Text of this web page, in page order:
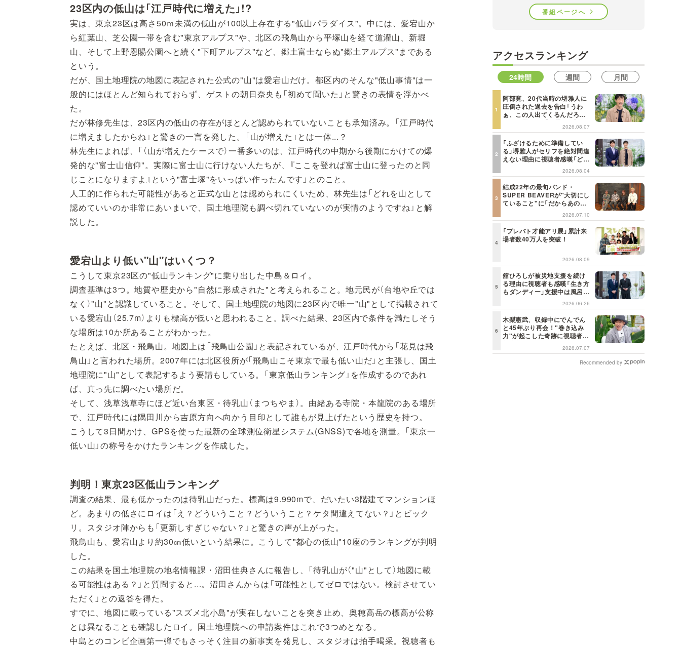
23区内の低山は「江戸時代に増えた」!?
実は、東京23区は高さ50ｍ未満の低山が100以上存在する"低山パラダイス"。中には、愛宕山か
ら紅葉山、芝公園一帯を含む"東京アルプス"や、北区の飛鳥山から平塚山を経て道灌山、新堀
山、そして上野恩賜公園へと続く"下町アルプス"など、郷土富士ならぬ"郷土アルプス"まである
という。
だが、国土地理院の地図に表記された公式の"山"は愛宕山だけ。都区内のそんな"低山事情"は一
般的にはほとんど知られておらず、ゲストの朝日奈央も「初めて聞いた」と驚きの表情を浮かべ
た。
だが林修先生は、23区内の低山の存在がほとんど認められていないことも承知済み。「江戸時代
に増えましたからね」と驚きの一言を発した。「山が増えた」とは一体...？
林先生によれば、「（山が増えたケースで）一番多いのは、江戸時代の中期から後期にかけての爆
発的な"富士山信仰"。実際に富士山に行けない人たちが、『ここを登れば富士山に登ったのと同
じことになりますよ』という"富士塚"をいっぱい作ったんです」とのこと。
人工的に作られた可能性があると正式な山とは認められにくいため、林先生は「どれを山として
認めていいのか非常にあいまいで、国土地理院も調べ切れていないのが実情のようですね」と解
説した。
愛宕山より低い"山"はいくつ？
こうして東京23区の"低山ランキング"に乗り出した中島＆ロイ。
調査基準は3つ。地質や歴史から"自然に形成された"と考えられること。地元民が（台地や丘では
なく）"山"と認識していること。そして、国土地理院の地図に23区内で唯一"山"として掲載されて
いる愛宕山（25.7m）よりも標高が低いと思われること。調べた結果、23区内で条件を満たしそう
な場所は10か所あることがわかった。
たとえば、北区・飛鳥山。地図上は「飛鳥山公園」と表記されているが、江戸時代から「花見は飛
鳥山」と言われた場所。2007年には北区役所が「飛鳥山こそ東京で最も低い山だ」と主張し、国土
地理院に"山"として表記するよう要請もしている。「東京低山ランキング」を作成するのであれ
ば、真っ先に調べたい場所だ。
そして、浅草浅草寺にほど近い台東区・待乳山（まつちやま）。由緒ある寺院・本龍院のある場所
で、江戸時代には隅田川から吉原方向へ向かう目印として誰もが見上げたという歴史を持つ。
こうして3日間かけ、GPSを使った最新の全球測位衛星システム(GNSS)で各地を測量。「東京一
低い山」の称号をかけたランキングを作成した。
判明！東京23区低山ランキング
調査の結果、最も低かったのは待乳山だった。標高は9.990mで、だいたい3階建てマンションほ
ど。あまりの低さにロイは「え？どういうこと？どういうこと？ケタ間違えてない？」とビック
リ。スタジオ陣からも「更新しすぎじゃない？」と驚きの声が上がった。
飛鳥山も、愛宕山より約30㎝低いという結果に。こうして"都心の低山"10座のランキングが判明
した。
この結果を国土地理院の地名情報課・沼田佳典さんに報告し、「待乳山が（"山"として）地図に載
る可能性はある？」と質問すると...。沼田さんからは「可能性としてゼロではない。検討させてい
ただく」との返答を得た。
すでに、地図に載っている"スズメ北小島"が実在しないことを突き止め、奥穂高岳の標高が公称
とは異なることも確認したロイ。国土地理院への申請案件はこれで3つめとなる。
中島とのコンビ企画第一弾でもさっそく注目の新事実を発見し、スタジオは拍手喝采。視聴者も
番組ページへ
アクセスランキング
24時間 週間 月間
阿部寛、20代当時の堺雅人に
圧倒された過去を告白「うわ
ぁ、この人出てくるんだろう
な、と思った」【日曜日の初耳
学】
2026.08.07
「ふざけるために準備してい
る」堺雅人がセリフを絶対間違
えない理由に視聴者感嘆「どん
日の初耳学】
2026.08.04
結成22年の最旬バンド・
SUPER BEAVERが"大切にし
ていること"に「だからあの歌
詞が届けられるんだ」共感の声
＜日曜日の初耳学＞ 2026.07.10
「プレバト才能アリ展」累計来
場者数40万人を突破！
2026.08.09
舘ひろしが被災地支援を続け
る理由に視聴者も感嘆「生き方
もダンディー」支援中は風呂に
も入らず寝袋で寝泊まり【日曜
日の初耳学】
2026.06.26
木梨憲武、収録中にでんでん
と45年ぶり再会！"巻き込み
力"が起こした奇跡に視聴者も
興奮「これがテレビの面白さだ
よね！」＜日曜日の初耳学＞
2026.07.07
Recommended by